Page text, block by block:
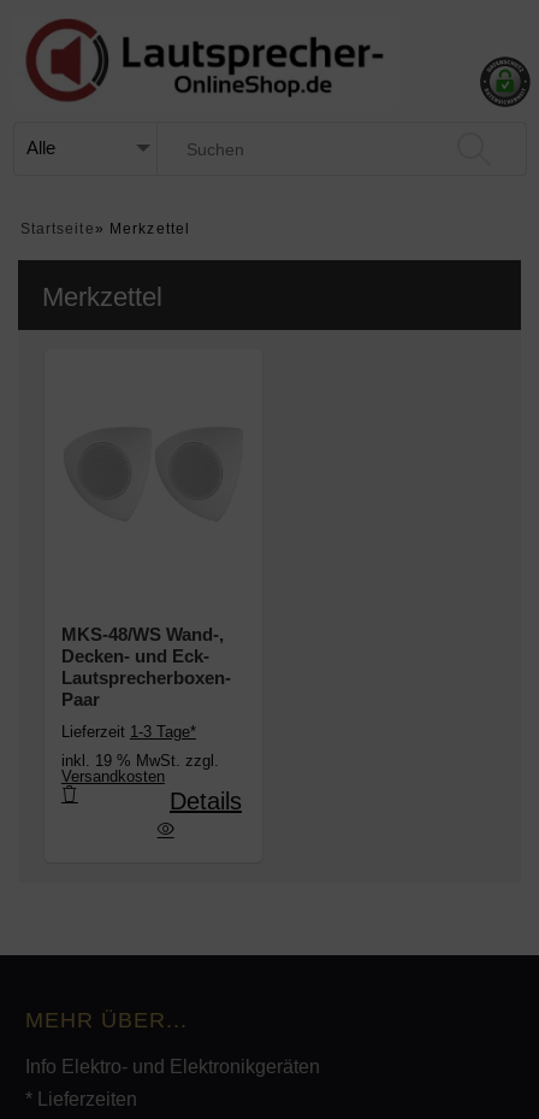
Startseite » Merkzettel
Merkzettel
MKS-48/WS Wand-,
Decken- und Eck-
Lautsprecherboxen-
Paar
Lieferzeit 1-3 Tage*
inkl. 19 % MwSt. zzgl.
Versandkosten
, Decken- und Eck-Lautsprecherboxen-Paar
Details
MEHR ÜBER...
Info Elektro- und Elektronikgeräten
* Lieferzeiten